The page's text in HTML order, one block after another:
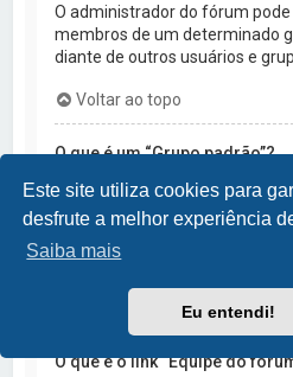
Este site utiliza cookies para
desfrute a melhor experiência
Saiba mais
Eu entendi!
O administrador do fórum
membros de um determinado
diante de outros usuários e
Voltar ao topo
O que é um “Grupo padrão”?
será determinado qual cor e
por padrão. O administrador
opção de escolha do seu grupo
Painel de Controle do Usuário.
O que é o link “Equipe do